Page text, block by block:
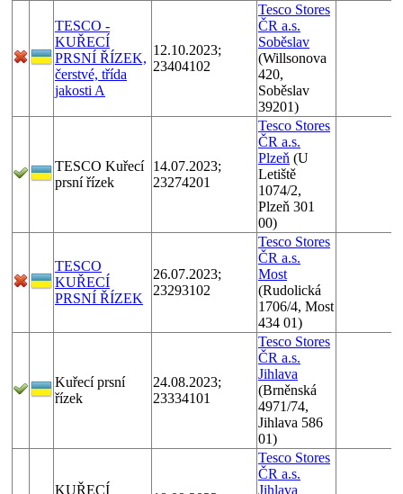
TESCO -
KUŘECÍ
PRSNÍ ŘÍZEK,
čerstvé, třída
jakosti A
12.10.2023;
23404102
Tesco Stores
ČR a.s.
Soběslav
(Willsonova
420,
Soběslav
39201)
TESCO Kuřecí
prsní řízek
14.07.2023;
23274201
Tesco Stores
ČR a.s.
Plzeň (U
Letiště
1074/2,
Plzeň 301
00)
TESCO
KUŘECÍ
PRSNÍ ŘÍZEK
26.07.2023;
23293102
Tesco Stores
ČR a.s.
Most
(Rudolická
1706/4, Most
434 01)
Kuřecí prsní
řízek
24.08.2023;
23334101
Tesco Stores
ČR a.s.
Jihlava
(Brněnská
4971/74,
Jihlava 586
01)
KUŘECÍ
Tesco Stores
ČR a.s.
Jihlava